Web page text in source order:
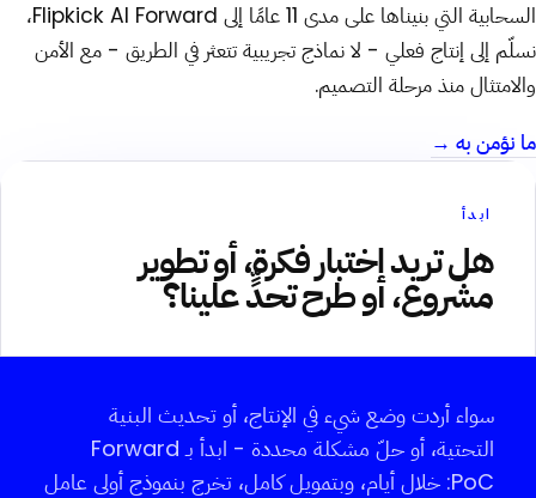
السحابية التي بنيناها على مدى 11 عامًا إلى Flipkick AI Forward،
نسلّم إلى إنتاج فعلي - لا نماذج تجريبية تتعثر في الطريق - مع الأمن
والامتثال منذ مرحلة التصميم.
ما نؤمن به →
ابدأ
هل تريد اختبار فكرة، أو تطوير
مشروع، أو طرح تحدٍّ علينا؟
سواء أردت وضع شيء في الإنتاج، أو تحديث البنية
التحتية، أو حلّ مشكلة محددة - ابدأ بـ Forward
PoC: خلال أيام، وبتمويل كامل، تخرج بنموذج أولي عامل